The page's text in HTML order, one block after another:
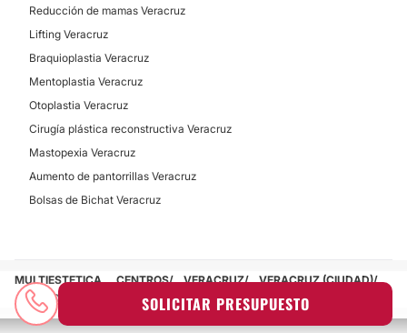
Reducción de mamas Veracruz
Lifting Veracruz
Braquioplastia Veracruz
Mentoplastia Veracruz
Otoplastia Veracruz
Cirugía plástica reconstructiva Veracruz
Mastopexia Veracruz
Aumento de pantorrillas Veracruz
Bolsas de Bichat Veracruz
SOLICITAR PRESUPUESTO
MULTIESTETICA CENTROS VERACRUZ
VERACRUZ (CIUDAD)
DR. GONZALO VÁZQUEZ SALOMÓN